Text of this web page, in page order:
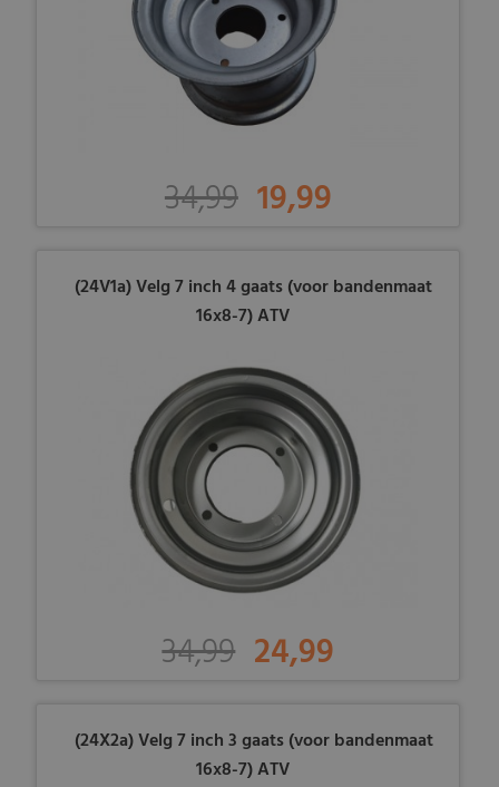
34,99 19,99
(24V1a) Velg 7 inch 4 gaats (voor bandenmaat
16x8-7) ATV
34,99 24,99
(24X2a) Velg 7 inch 3 gaats (voor bandenmaat
16x8-7) ATV